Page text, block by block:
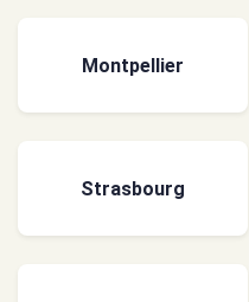
Montpellier
Strasbourg